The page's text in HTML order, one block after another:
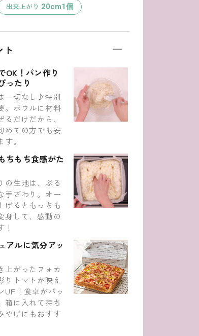
出来上がり 20cm1個
ト
OK！パン作り
ったり
一切なし♪特別
。ボウルに材料
るだけだから、
めての方でも安
。
ちもち食感がた
の生地は、ぷる
手ざわり。オー
げるともっちも
身して、感動の
アルに気分アッ
上がったフォカ
りトマトが映え
UP！食卓がパッ
箱に入れて持ち
やげにもおすす